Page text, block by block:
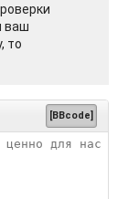
ваш
то
[BBcode]